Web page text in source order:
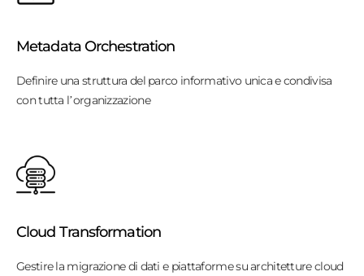
Metadata Orchestration
Definire una struttura del parco informativo unica e condivisa
con tutta l’organizzazione
Cloud Transformation
Gestire la migrazione di dati e piattaforme su architetture cloud